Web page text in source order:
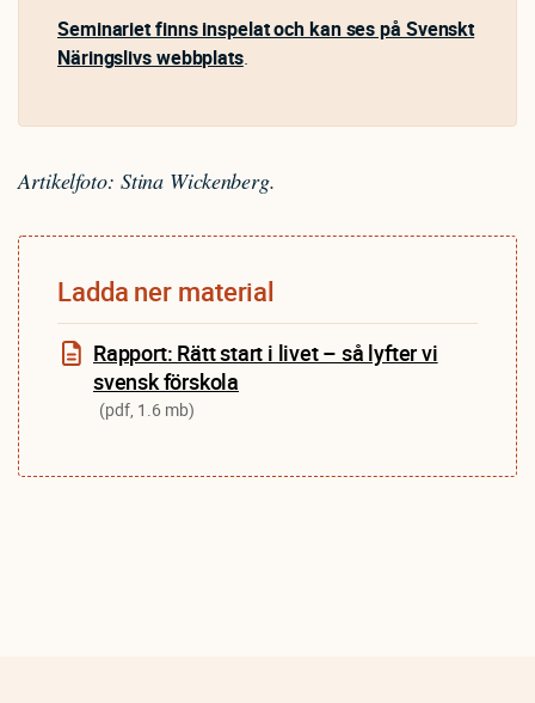
Seminariet finns inspelat och kan ses på Svenskt
Näringslivs webbplats.
Artikelfoto: Stina Wickenberg.
Ladda ner material
Rapport: Rätt start i livet – så lyfter vi
svensk förskola
(pdf, 1.6 mb)